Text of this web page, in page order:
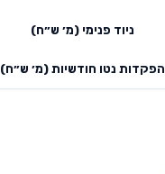
ניוד פנימי (מ׳ ש״ח)
הפקדות נטו חודשיות (מ׳ ש״ח)